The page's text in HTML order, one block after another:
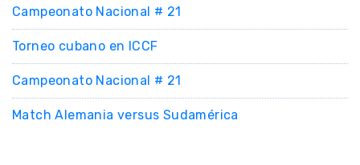
Campeonato Nacional # 21
Torneo cubano en ICCF
Campeonato Nacional # 21
Match Alemania versus Sudamérica